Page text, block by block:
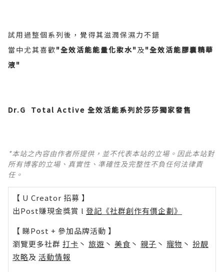
試用過整個系列後，覺得其滋潤保濕力不錯
當中尤其喜歡"全效活能能量化妝水"及"全效活能膠囊精華
液"
Dr.G Total Active 全效活能系列於莎莎獨家發售
*本站之內容由作者所提供，並不代表本站的立場。因此本站對
所有博客的立場、真實性、準確性及完整性不負任何法律責
任。
【 U Creator 招募 】
出Post賺現金獎賞 l 登記《社群創作有價企劃》
【 睇Post + 參加品牌活動 】
瀏覽更多社群 打卡 丶 旅遊 丶 美食 丶 親子 丶 寵物 丶 扮靚
攻略及 活動情報